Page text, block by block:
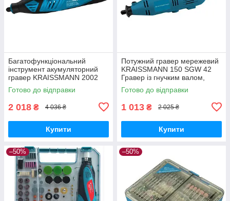
Багатофункціональний
інструмент акумуляторний
гравер KRAISSMANN 2002
AMS 100 C , Граверна
машинка (100 насадок)
Готово до відправки
2 018 ₴ 4 036 ₴
Купити
Потужний гравер мережевий
KRAISSMANN 150 SGW 42
Гравер із гнучким валом,
Бормашина гравера (42
насадок)
Готово до відправки
1 013 ₴ 2 025 ₴
Купити
–50% –50%